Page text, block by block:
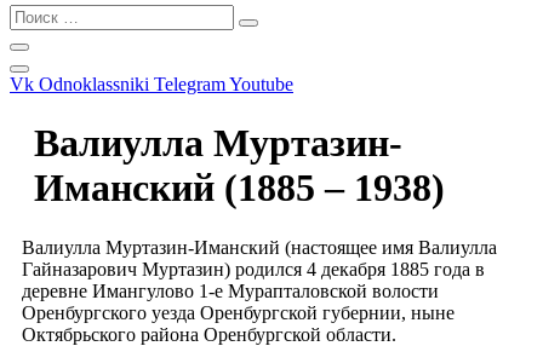
Vk Odnoklassniki TelegramYoutube
Валиулла Муртазин-
Иманский (1885 – 1938)
Валиулла Муртазин-Иманский (настоящее имя Валиулла
Гайназарович Муртазин) родился 4 декабря 1885 года в
деревне Имангулово 1-е Мурапталовской волости
Оренбургского уезда Оренбургской губернии, ныне
Октябрьского района Оренбургской области.